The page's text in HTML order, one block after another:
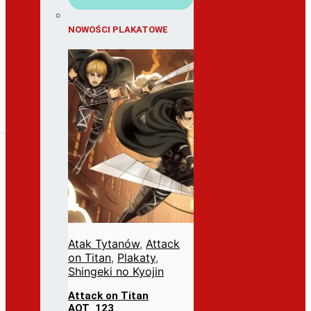
NOWOŚCI PLAKATOWE
Atak Tytanów, Attack
on Titan, Plakaty,
Shingeki no Kyojin
Attack on Titan
AOT_123